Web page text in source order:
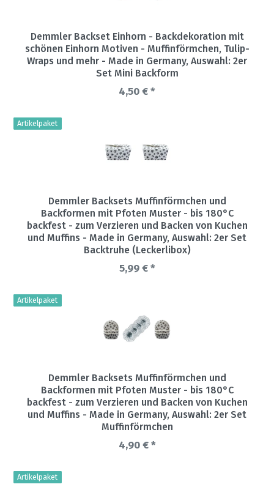
Demmler Backset Einhorn - Backdekoration mit
schönen Einhorn Motiven - Muffinförmchen, Tulip-
Wraps und mehr - Made in Germany, Auswahl: 2er
Set Mini Backform
4,50 € *
Artikelpaket
Demmler Backsets Muffinförmchen und
Backformen mit Pfoten Muster - bis 180°C
backfest - zum Verzieren und Backen von Kuchen
und Muffins - Made in Germany, Auswahl: 2er Set
Backtruhe (Leckerlibox)
5,99 € *
Artikelpaket
Demmler Backsets Muffinförmchen und
Backformen mit Pfoten Muster - bis 180°C
backfest - zum Verzieren und Backen von Kuchen
und Muffins - Made in Germany, Auswahl: 2er Set
Muffinförmchen
4,90 € *
Artikelpaket